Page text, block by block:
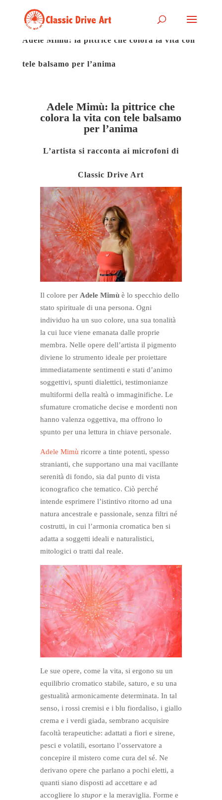
Adele Mimù: la pittrice che colora la vita con
tele balsamo per l’anima
Adele Mimù: la pittrice che
colora la vita con tele balsamo
per l’anima
L’artista si racconta ai microfoni di
Classic Drive Art
Il colore per Adele Mimùè lo specchio dello
stato spirituale di una persona. Ogni
individuo ha un suo colore, una sua tonalità
la cui luce viene emanata dalle proprie
membra. Nelle opere dell’artista il pigmento
diviene lo strumento ideale per proiettare
immediatamente sentimenti e stati d’animo
soggettivi, spunti dialettici, testimonianze
multiformi della realtà o immaginifiche. Le
sfumature cromatiche decise e mordenti non
hanno valenza oggettiva, ma offrono lo
spunto per una lettura in chiave personale.
Adele Mimù ricorre a tinte potenti, spesso
stranianti, che supportano una mai vacillante
serenità di fondo, sia dal punto di vista
iconografico che tematico. Ciò perché
intende esprimere l’istintivo ritorno ad una
natura ancestrale e passionale, senza filtri né
costrutti, in cui l’armonia cromatica ben si
adatta a soggetti ideali e naturalistici,
mitologici o tratti dal reale.
Le sue opere, come la vita, si ergono su un
equilibrio cromatico stabile, saturo, e su una
gestualità armonicamente determinata. In tal
senso, i rossi cremisi e i blu fiordaliso, i giallo
crema e i verdi giada, sembrano acquisire
facoltà terapeutiche: adattati a fiori e sirene,
pesci e volatili, esortano l’osservatore a
concepire il mistero come cura del sé. Ne
derivano opere che parlano a pochi eletti, a
quanti siano disposti ad accettare e ad
accogliere lo stupor e la meraviglia. Forme e